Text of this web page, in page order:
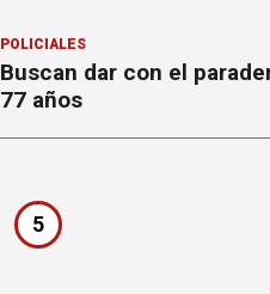
POLICIALES
Buscan dar con el
77 años
5